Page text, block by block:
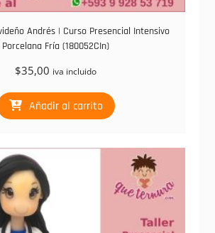
Andrés | Curso Presencial Intensivo
Porcelana Fría (180052CIn)
$35,00 iva incluido
Añadir al carrito